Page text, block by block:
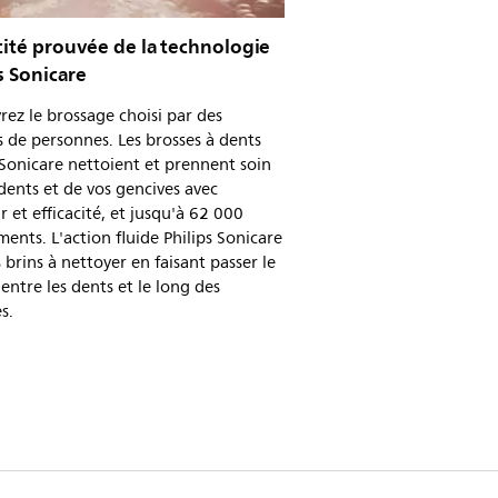
prouvée de la technologie
Sonicare
le brossage choisi par des
personnes. Les brosses à dents
nettoient et prennent soin
et de vos gencives avec
et efficacité, et jusqu'à 62 000
L'action fluide Philips Sonicare
brins à nettoyer en faisant passer le
les dents et le long des